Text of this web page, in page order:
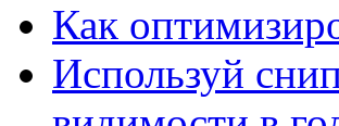
Как
Используй